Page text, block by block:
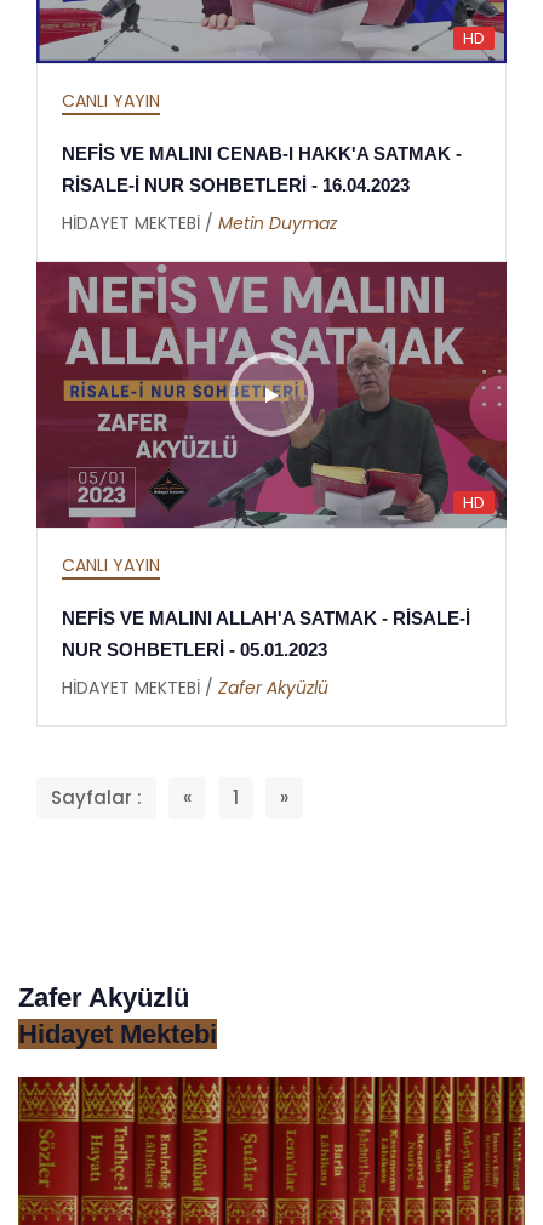
HD
CANLI YAYIN
NEFİS VE MALINI CENAB-I HAKK'A SATMAK -
RİSALE-İ NUR SOHBETLERİ - 16.04.2023
HİDAYET MEKTEBİ / Metin Duymaz
HD
CANLI YAYIN
NEFİS VE MALINI ALLAH'A SATMAK - RİSALE-İ
NUR SOHBETLERİ - 05.01.2023
HİDAYET MEKTEBİ / Zafer Akyüzlü
Sayfalar : « 1 »
Zafer Akyüzlü
Hidayet Mektebi